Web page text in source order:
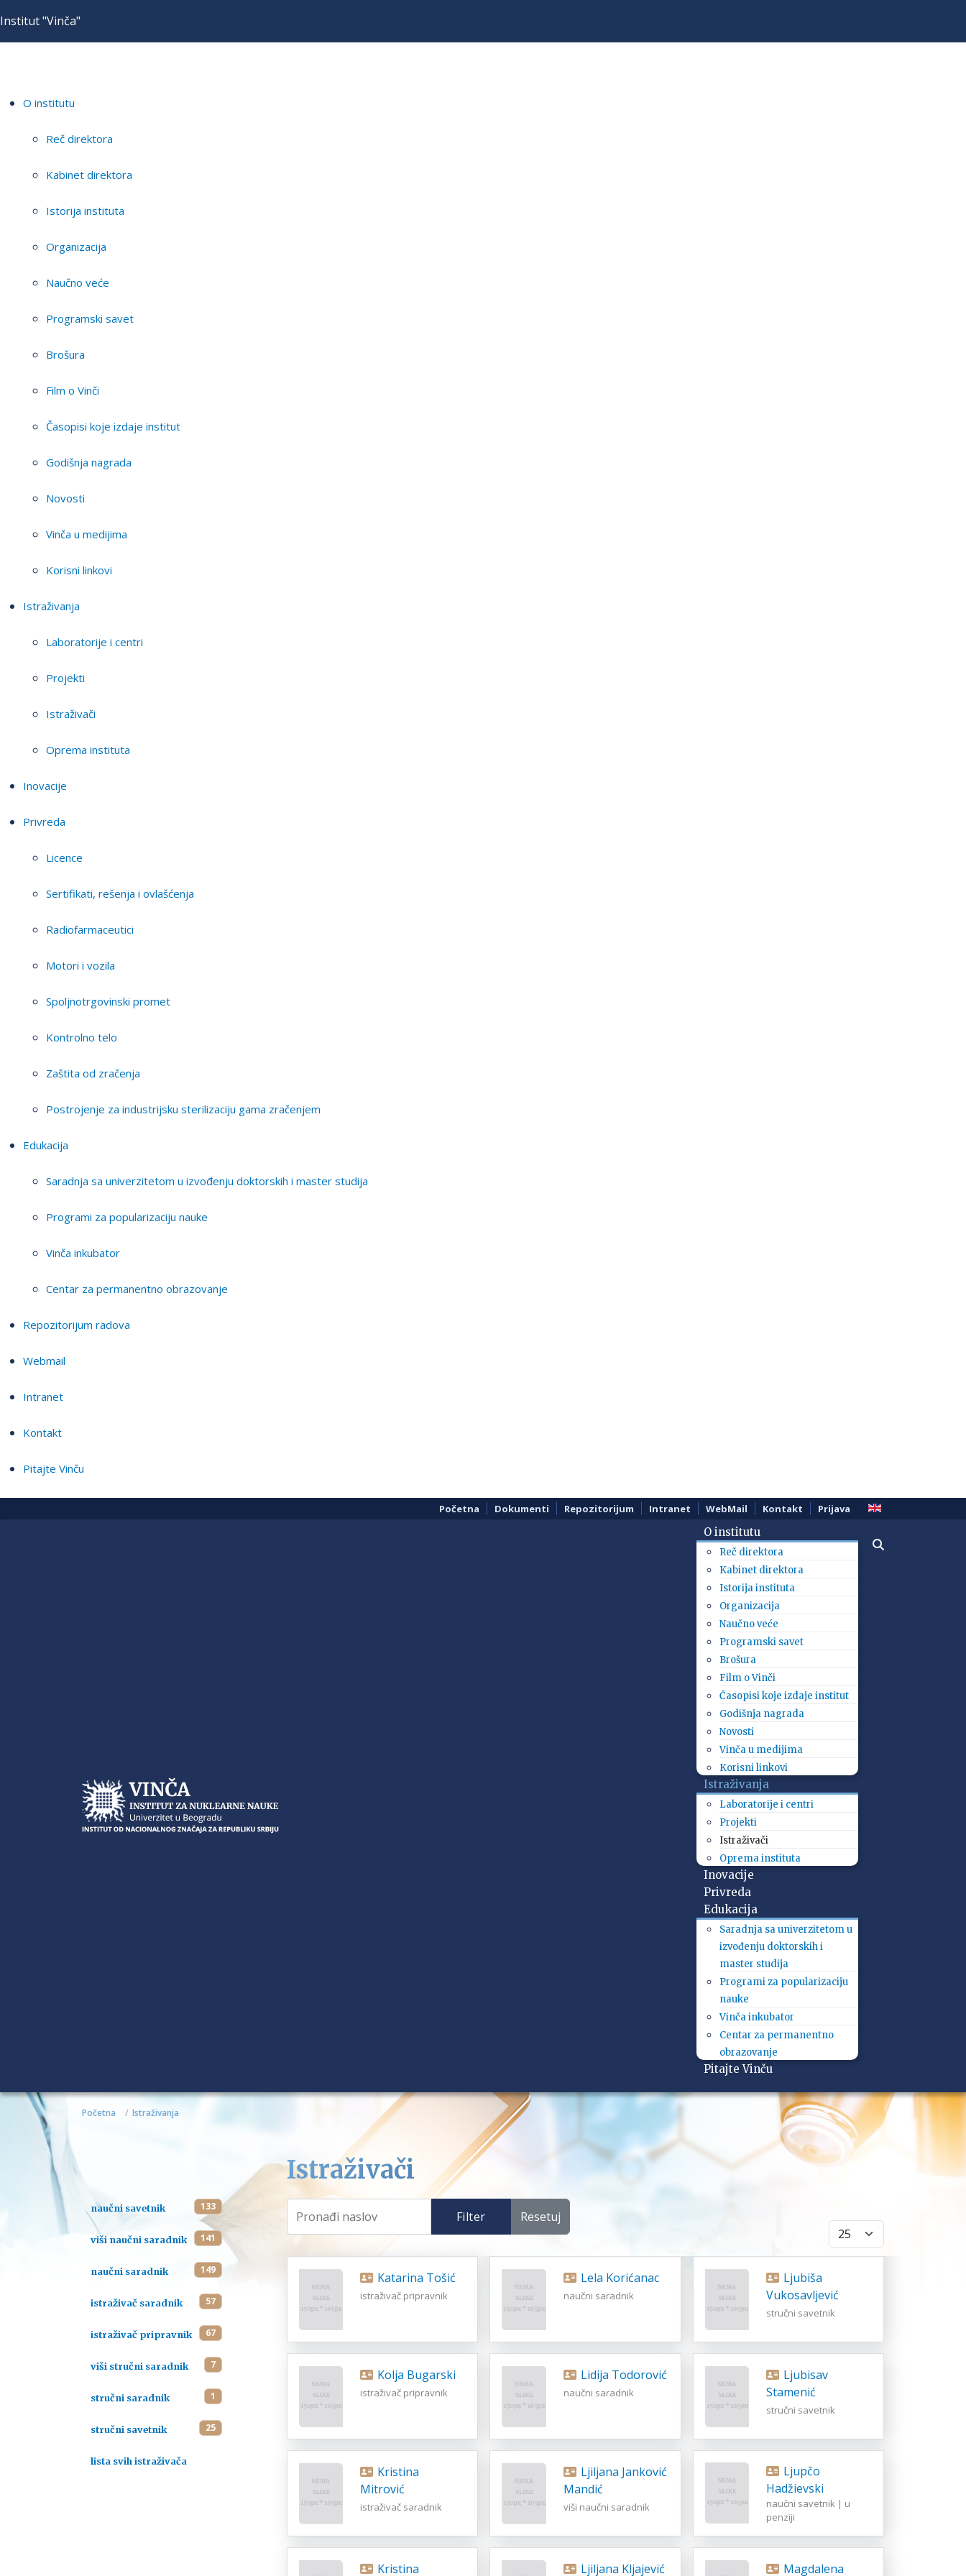
Institut "Vinča"
O institutu
Reč direktora
Kabinet direktora
Istorija instituta
Organizacija
Naučno veće
Programski savet
Brošura
Film o Vinči
Časopisi koje izdaje institut
Godišnja nagrada
Novosti
Vinča u medijima
Korisni linkovi
Istraživanja
Laboratorije i centri
Projekti
Istraživači
Oprema instituta
Inovacije
Privreda
Licence
Sertifikati, rešenja i ovlašćenja
Radiofarmaceutici
Motori i vozila
Spoljnotrgovinski promet
Kontrolno telo
Zaštita od zračenja
Postrojenje za industrijsku sterilizaciju gama zračenjem
Edukacija
Saradnja sa univerzitetom u izvođenju doktorskih i master studija
Programi za popularizaciju nauke
Vinča inkubator
Centar za permanentno obrazovanje
Repozitorijum radova
Webmail
Intranet
Kontakt
Pitajte Vinču
Početna Dokumenti Repozitorijum Intranet WebMail Kontakt Prijava
O institutu
Reč direktora
Kabinet direktora
Istorija instituta
Organizacija
Naučno veće
Programski savet
Brošura
Film o Vinči
Časopisi koje izdaje institut
Godišnja nagrada
Novosti
Vinča u medijima
Korisni linkovi
Istraživanja
Laboratorije i centri
Projekti
Istraživači
Oprema instituta
Inovacije
Privreda
Edukacija
Saradnja sa univerzitetom u
izvođenju doktorskih i
master studija
Programi za popularizaciju
nauke
Vinča inkubator
Centar za permanentno
obrazovanje
Pitajte Vinču
Početna Istraživanja
naučni savetnik 133
viši naučni saradnik 141
naučni saradnik 149
istraživač saradnik 57
istraživač pripravnik 67
viši stručni saradnik 7
stručni saradnik 1
stručni savetnik 25
lista svih istraživača
Istraživači
Filter Resetuj
Prikaži broj
Katarina Tošić
istraživač pripravnik
Kolja Bugarski
istraživač pripravnik
Mitrović
istraživač saradnik
Lela Korićanac
naučni saradnik
Lidija Todorović
naučni saradnik
Mandić
viši naučni saradnik
Ljiljana Kljajević
Vukosavljević
stručni savetnik
Stamenić
stručni savetnik
Hadžievski
naučni savetnik | u
penziji